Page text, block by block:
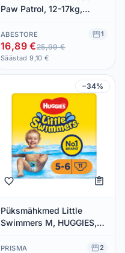
Paw Patrol, 12-17kg,
ABESTORE 1
16,89 €25,99 €
Säästad 9,10 €
−34%
Püksmähkmed Little
Swimmers M, HUGGIES,
PRISMA 2